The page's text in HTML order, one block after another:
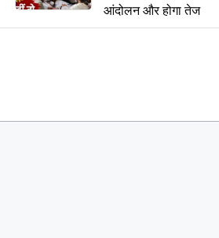
आंदोलन और होगा तेज